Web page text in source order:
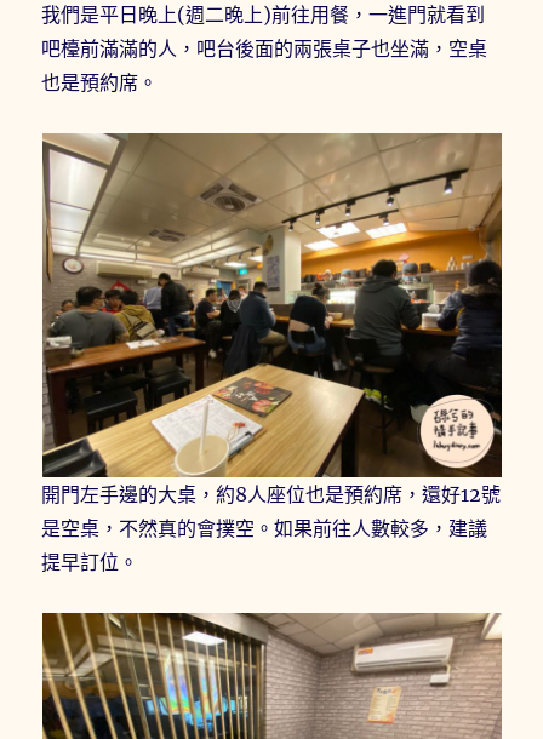
我們是平日晚上(週二晚上)前往用餐，一進門就看到
吧檯前滿滿的人，吧台後面的兩張桌子也坐滿，空桌
也是預約席。
開門左手邊的大桌，約8人座位也是預約席，還好12號
是空桌，不然真的會撲空。如果前往人數較多，建議
提早訂位。